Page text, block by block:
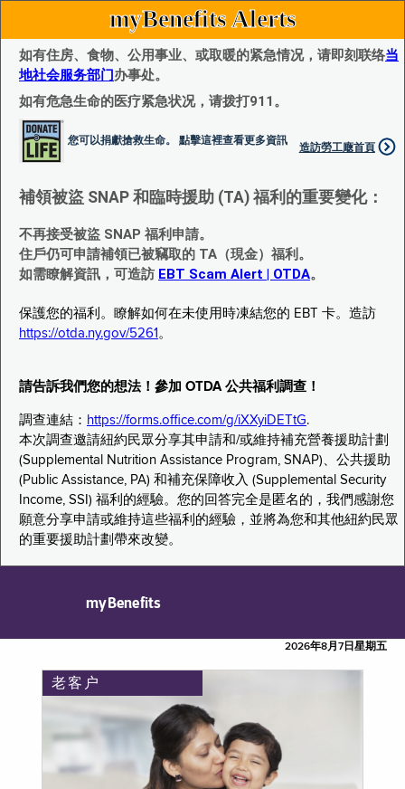
myBenefits Alerts
如有住房、食物、公用事业、或取暖的紧急情况，请即刻联络当
地社会服务部门办事处。
如有危急生命的医疗紧急状况，请拨打911。
您可以捐獻搶救生命。 點擊這裡查看更多資訊
造訪勞工廰首頁
補領被盜 SNAP 和臨時援助 (TA) 福利的重要變化：
不再接受被盜 SNAP 福利申請。
住戶仍可申請補領已被竊取的 TA（現金）福利。
如需瞭解資訊，可造訪 EBT Scam Alert | OTDA。
保護您的福利。瞭解如何在未使用時凍結您的 EBT 卡。造訪
https://otda.ny.gov/5261 。
請告訴我們您的想法！參加 OTDA 公共福利調查！
調查連結： https://forms.office.com/g/iXXyiDETtG.
本次調查邀請紐約民眾分享其申請和/或維持補充營養援助計劃
(Supplemental Nutrition Assistance Program, SNAP)、公共援助
(Public Assistance, PA) 和補充保障收入 (Supplemental Security
Income, SSI) 福利的經驗。您的回答完全是匿名的，我們感謝您
願意分享申請或維持這些福利的經驗，並將為您和其他紐約民眾
的重要援助計劃帶來改變。
myBenefits
2026年8月7日星期五
老客户